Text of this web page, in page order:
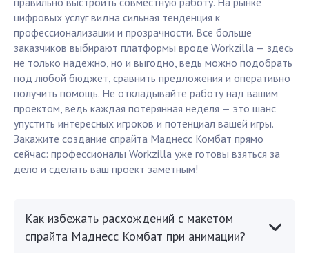
цифровых услуг видна сильная тенденция к
профессионализации и прозрачности. Все больше
заказчиков выбирают платформы вроде Workzilla — здесь
не только надежно, но и выгодно, ведь можно подобрать
под любой бюджет, сравнить предложения и оперативно
получить помощь. Не откладывайте работу над вашим
проектом, ведь каждая потерянная неделя — это шанс
упустить интересных игроков и потенциал вашей игры.
Закажите создание спрайта Маднесс Комбат прямо
сейчас: профессионалы Workzilla уже готовы взяться за
дело и сделать ваш проект заметным!
Как избежать расхождений с макетом
спрайта Маднесс Комбат при анимации?